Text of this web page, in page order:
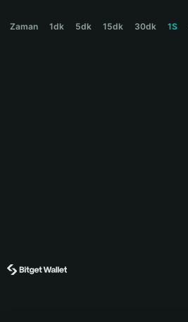
Zaman 1dk 5dk 15dk 30dk 1S